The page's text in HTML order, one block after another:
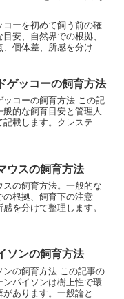
コーを初めて飼う前の確
安、自然界での根拠、
、個体差、所感を分けて
ゲッコーの飼育方法
ッコーの飼育方法 この記
的な飼育目安と管理人
記載します。クレステッ
ウスの飼育方法
スの飼育方法。一般的な
の根拠、飼育下の注意
を分けて整理します。
ソンの飼育方法
ンの飼育方法 この記事の
ンパイソンは樹上性で環
あります。一般論と管